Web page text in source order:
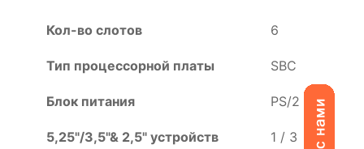
Кол-во слотов 6
Тип процессорной платы SBC
Блок питания PS/2 ATX
5,25"/3,5"& 2,5" устройств 1 / 3